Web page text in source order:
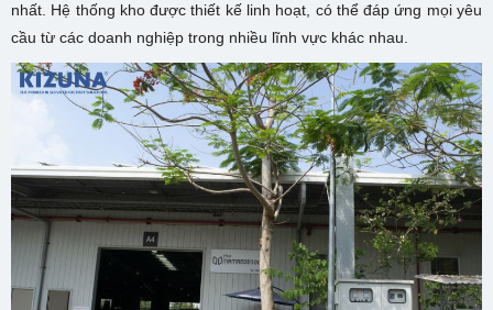
nhất. Hệ thống kho được thiết kế linh hoạt, có thể đáp ứng mọi yêu
cầu từ các doanh nghiệp trong nhiều lĩnh vực khác nhau.